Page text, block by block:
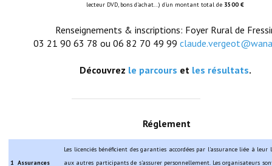
Démarches administratives
Projets et travaux en cours
VOTRE MAIRIE
lecteur DVD, bons d'achat...) d'un montant total de 3500 €
Renseignements & inscriptions: Foyer Rural de
03 21 90 63 78 ou 06 82 70 49 99
Découvrez le parcours et les résultats.
Réglement
1 Assurances
Les licenciés bénéficient des garanties accordées par l'assurance liée à leur
aux autres participants de s'assurer personnellement. Les organisateurs